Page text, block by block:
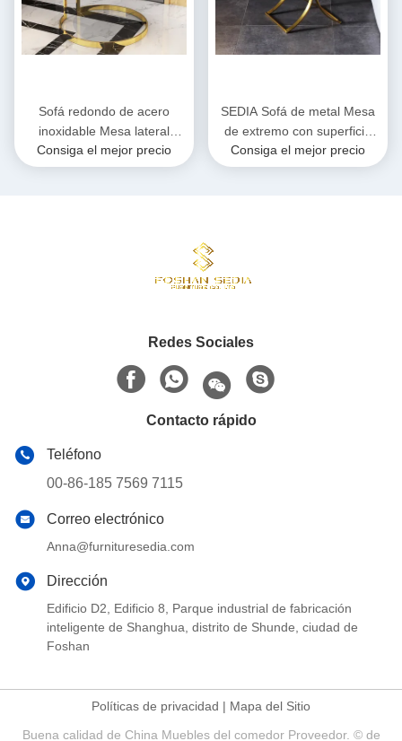
Sofá redondo de acero
inoxidable Mesa lateral
Mesa telefónica Superficie
lisa
Consiga el mejor precio
SEDIA Sofá de metal Mesa
de extremo con superficie
lisa de mármol
Consiga el mejor precio
Redes Sociales
Contacto rápido
Teléfono
00-86-185 7569 7115
Correo electrónico
Anna@furnituresedia.com
Dirección
Edificio D2, Edificio 8, Parque industrial de fabricación
inteligente de Shanghua, distrito de Shunde, ciudad de
Foshan
Políticas de privacidad | Mapa del Sitio
Buena calidad de China Muebles del comedor Proveedor. © de